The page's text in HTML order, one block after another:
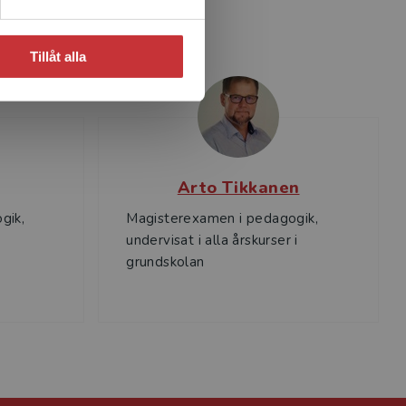
Tillåt alla
Arto Tikkanen
Magisterexamen i pedagogik,
undervisat i alla årskurser i
grundskolan